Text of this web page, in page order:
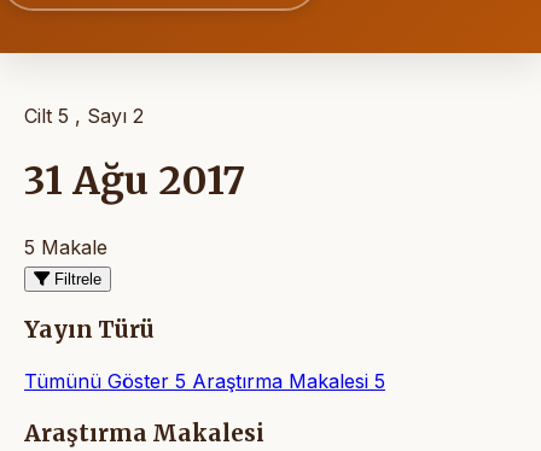
Cilt 5 , Sayı 2
31 Ağu 2017
5 Makale
Filtrele
Yayın Türü
Tümünü Göster 5 Araştırma Makalesi 5
Makaleler
Araştırma Makalesi